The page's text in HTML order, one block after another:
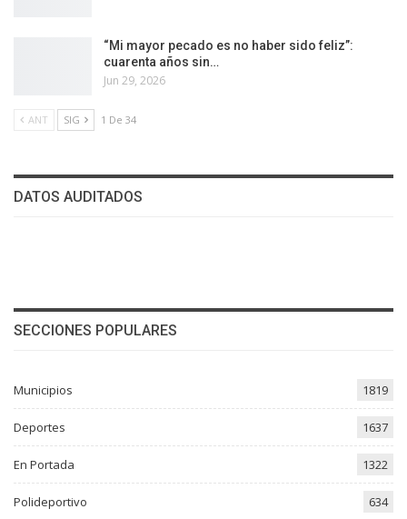
“Mi mayor pecado es no haber sido feliz”:
cuarenta años sin…
Jun 29, 2026
ANT SIG 1 De 34
DATOS AUDITADOS
SECCIONES POPULARES
Municipios 1819
Deportes 1637
En Portada 1322
Polideportivo 634